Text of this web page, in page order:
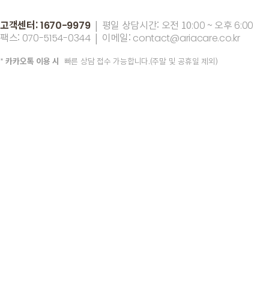
고객센터:1670-9979 | 평일 상담시간: 오전 10:00 ~ 오후 6:00
팩스: 070-5154-0344| 이메일: contact@ariacare.co.kr
*카카오톡 이용 시 빠른 상담 접수 가능합니다.(주말 및 공휴일 제외)